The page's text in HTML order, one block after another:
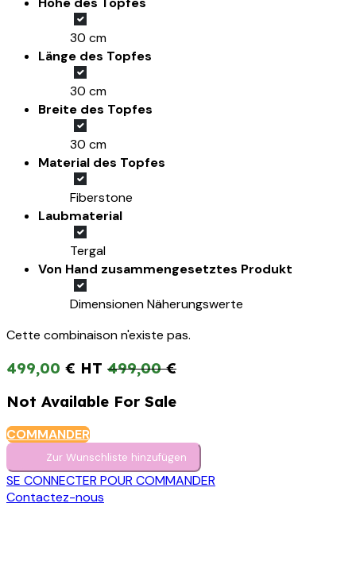
30 cm
Länge des Topfes
30 cm
Breite des Topfes
30 cm
Material des Topfes
Fiberstone
Laubmaterial
Tergal
Von Hand zusammengesetztes Produkt
Dimensionen Näherungswerte
Cette combinaison n'existe pas.
499,00 € 499,00€
Not Available For Sale
COMMANDER
Zur Wunschliste hinzufügen
SE CONNECTER POUR COMMANDER
Contactez-nous